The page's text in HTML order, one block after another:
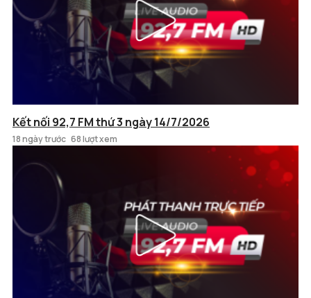
Kết nối 92,7 FM thứ 3 ngày 14/7/2026
18 ngày trước 68 lượt xem